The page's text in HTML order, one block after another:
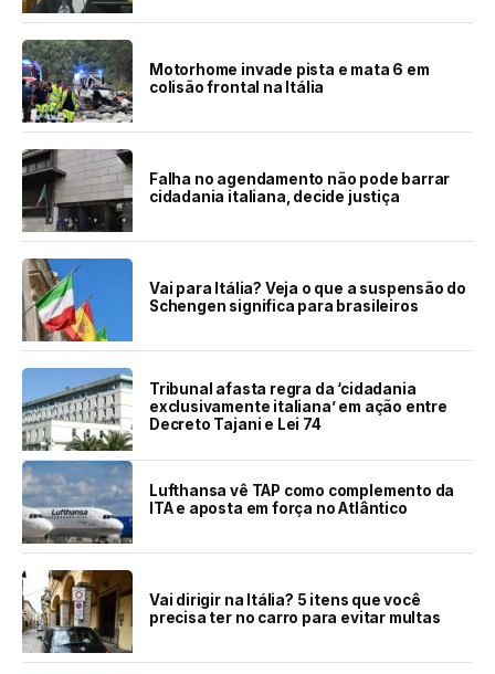
Motorhome invade pista e mata 6 em
colisão frontal na Itália
Falha no agendamento não pode barrar
cidadania italiana, decide justiça
Vai para Itália? Veja o que a suspensão do
Schengen significa para brasileiros
Tribunal afasta regra da ‘cidadania
exclusivamente italiana’ em ação entre
Decreto Tajani e Lei 74
Lufthansa vê TAP como complemento da
ITA e aposta em força no Atlântico
Vai dirigir na Itália? 5 itens que você
precisa ter no carro para evitar multas